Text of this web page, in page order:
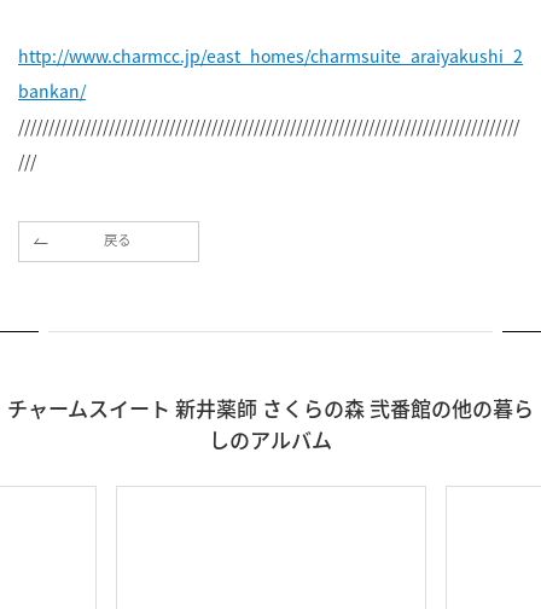
http://www.charmcc.jp/east_homes/charmsuite_araiyakushi_2
bankan/
///////////////////////////////////////////////////////////////////////////////////
///
戻る
チャームスイート 新井薬師 さくらの森 弐番館の他の暮ら
しのアルバム